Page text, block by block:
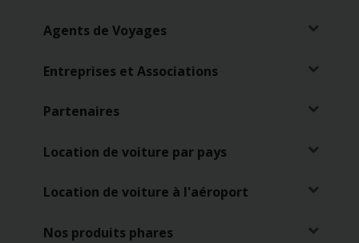
Agents de Voyages
Entreprises et Associations
Partenaires
Location de voiture par pays
Location de voiture à l'aéroport
Nos produits phares